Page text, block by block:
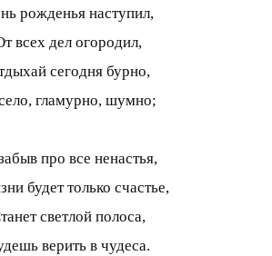
рожденья наступил,
всех дел огородил,
сегодня бурно,
гламурно, шумно;
про все ненастья,
будет только счастье,
светлой полоса,
верить в чудеса.